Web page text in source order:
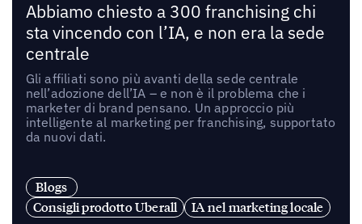
Abbiamo chiesto a 300 franchising chi
sta vincendo con l’IA, e non era la sede
centrale
Gli affiliati sono più avanti della sede centrale
nell’adozione dell’IA – e non è il problema che i
marketer di brand pensano. Un approccio più
intelligente al marketing per franchising, supportato
da nuovi dati.
Blogs
Consigli prodotto Uberall
IA nel marketing locale